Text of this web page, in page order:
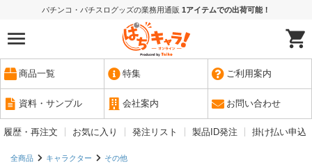
パチンコ・パチスログッズの業務用通販 1アイテムでの出荷可能！
商品一覧 特集 ご利用案内
資料・サンプル 会社案内 お問い合わせ
履歴・再注文 お気に入り 発注リスト 製品ID発注 掛け払い申込
全商品 キャラクター その他